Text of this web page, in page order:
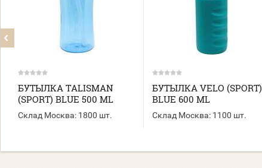
БУТЫЛКА TALISMAN
(SPORT) BLUE 500 ML
Склад Москва: 1800 шт.
БУТЫЛКА VELO (SPORT)
BLUE 600 ML
Склад Москва: 1100 шт.